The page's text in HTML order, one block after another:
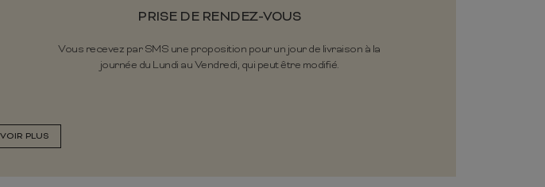
PRISE DE RENDEZ-VOUS
Vous recevez par SMS une proposition pour un jour de livraison à la
journée du Lundi au Vendredi, qui peut être modifié.
PLUS